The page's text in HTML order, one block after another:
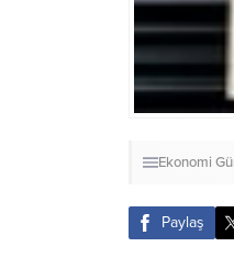
Ekonomi
Paylaş